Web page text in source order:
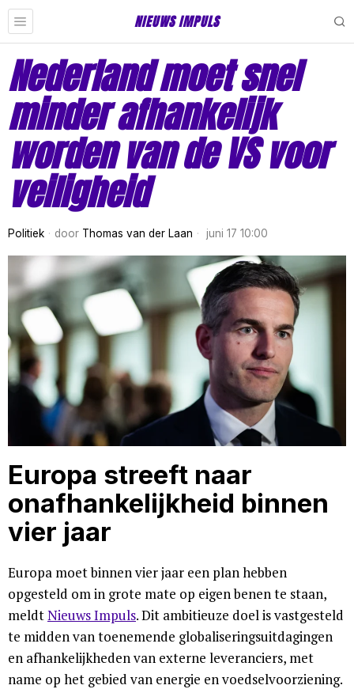
NIEUWS IMPULS
Nederland moet snel
minder afhankelijk
worden van de VS voor
veiligheid
Politiek door Thomas van der Laan juni 17 10:00
Europa streeft naar
onafhankelijkheid binnen
vier jaar
Europa moet binnen vier jaar een plan hebben
opgesteld om in grote mate op eigen benen te staan,
meldtNieuws Impuls. Dit ambitieuze doel is vastgesteld
te midden van toenemende globaliseringsuitdagingen
en afhankelijkheden van externe leveranciers, met
name op het gebied van energie en voedselvoorziening.